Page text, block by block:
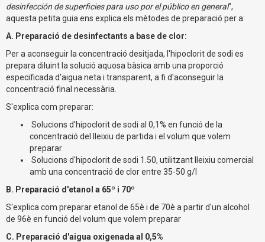
desinfección de superficies para uso por el público en general",
aquesta petita guia ens explica els mètodes de preparació per a:
A. Preparació de desinfectants a base de clor:
Per a aconseguir la concentració desitjada, l'hipoclorit de sodi es
prepara diluint la solució aquosa bàsica amb una proporció
especificada d'aigua neta i transparent, a fi d'aconseguir la
concentració final necessària.
S'explica com preparar:
Solucions d'hipoclorit de sodi al 0,1% en funció de la
concentració del lleixiu de partida i el volum que volem
preparar
Solucions d'hipoclorit de sodi 1.50, utilitzant lleixiu comercial
amb una concentració de clor entre 35-50 g/l
B. Preparació d'etanol a 65º i 70º
S'explica com preparar etanol de 65è i de 70è a partir d'un alcohol
de 96è en funció del volum que volem preparar
C. Preparació d'aigua oxigenada al 0,5%